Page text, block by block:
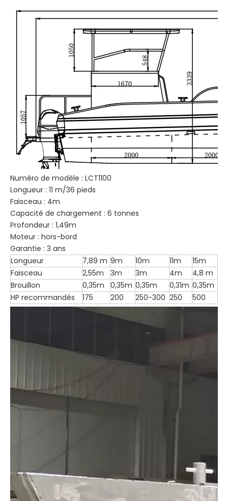
Numéro de modèle : LCT1100
Longueur : 11 m/36 pieds
Faisceau : 4m
Capacité de chargement : 6 tonnes
Profondeur : 1,49m
Moteur : hors-bord
Garantie : 3 ans
Longueur
7,89 m 9m 10m 11m
15m
Faisceau
2,55m 3m 3m 4m
4,8 m
Brouillon
0,35m 0,35m 0,35m 0,31m 0,35m
HP recommandés
175 200 250-300 250 500